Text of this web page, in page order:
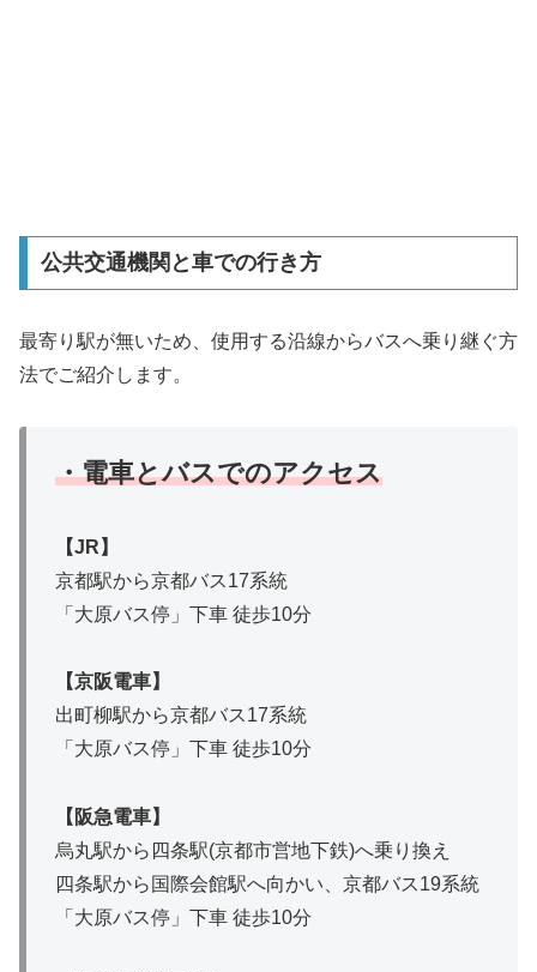
公共交通機関と車での行き方
最寄り駅が無いため、使用する沿線からバスへ乗り継ぐ方
法でご紹介します。
・電車とバスでのアクセス
【JR】
京都駅から京都バス17系統
「大原バス停」下車 徒歩10分
【京阪電車】
出町柳駅から京都バス17系統
「大原バス停」下車 徒歩10分
【阪急電車】
烏丸駅から四条駅(京都市営地下鉄)へ乗り換え
四条駅から国際会館駅へ向かい、京都バス19系統
「大原バス停」下車 徒歩10分